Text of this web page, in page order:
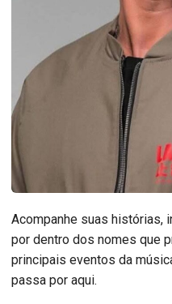
Acompanhe suas histórias,
por dentro dos nomes que
principais eventos da
passa por aqui.